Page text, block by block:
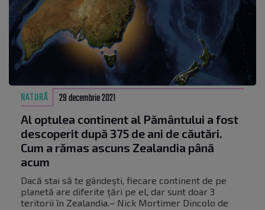
NATURĂ 29 decembrie 2021
Al optulea continent al Pământului a fost
descoperit după 375 de ani de căutări.
Cum a rămas ascuns Zealandia până
acum
Dacă stai să te gândești, fiecare continent de pe
planetă are diferite țări pe el, dar sunt doar 3
teritorii în Zealandia.– Nick Mortimer Dincolo de